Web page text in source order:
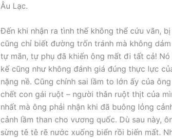
Âu Lạc.
Đến khi nhận ra tình thế không thể cứu vãn,
cũng chỉ biết đường trốn tránh mà không
tự mãn, tự phụ đã khiến ông mất đi tất cả!
kế cũng như không đánh giá đúng thực lực
nặng nề. Cũng chính sai lầm to lớn ấy của
chết con gái ruột – người thân ruột thịt của
nhất mà ông phải nhận khi đã buông lỏng
cảnh lầm than cho vương quốc. Dù sau này,
sừng tê tê rẽ nước xuống biển rồi biến mất.